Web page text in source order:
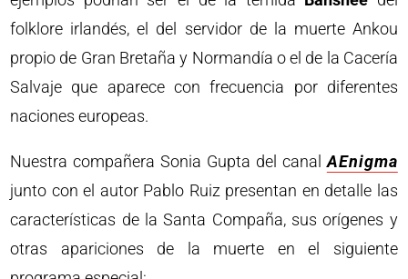
folklore irlandés, el del servidor de la muerte Ankou
propio de Gran Bretaña y Normandía o el de la Cacería
Salvaje que aparece con frecuencia por diferentes
naciones europeas.
Nuestra compañera Sonia Gupta del canalAEnigma
junto con el autor Pablo Ruiz presentan en detalle las
características de la Santa Compaña, sus orígenes y
otras apariciones de la muerte en el siguiente